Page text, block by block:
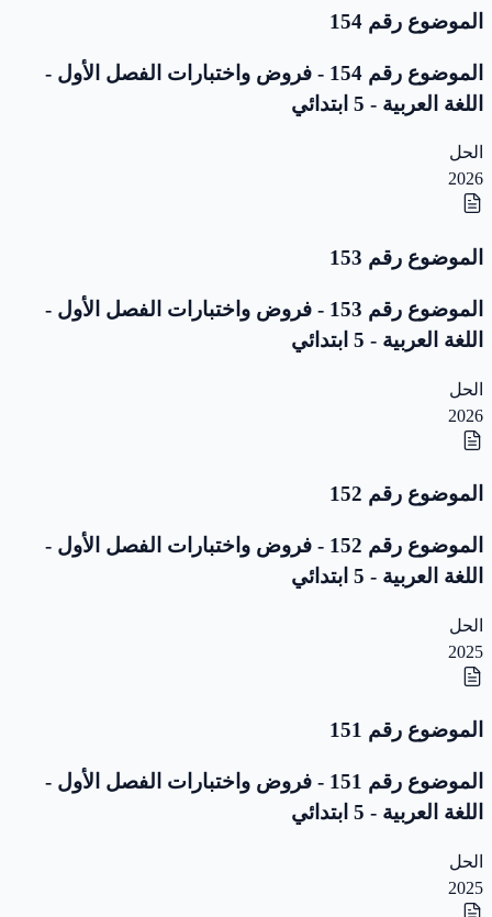
الموضوع رقم 154
الموضوع رقم 154 - فروض واختبارات الفصل الأول -
اللغة العربية - 5 ابتدائي
الحل
2026
الموضوع رقم 153
الموضوع رقم 153 - فروض واختبارات الفصل الأول -
اللغة العربية - 5 ابتدائي
الحل
2026
الموضوع رقم 152
الموضوع رقم 152 - فروض واختبارات الفصل الأول -
اللغة العربية - 5 ابتدائي
الحل
2025
الموضوع رقم 151
الموضوع رقم 151 - فروض واختبارات الفصل الأول -
اللغة العربية - 5 ابتدائي
الحل
2025